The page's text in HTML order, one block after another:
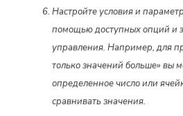
Настройте условия и
помощью доступных опций и
управления. Например, для
только значений больше» вы
определенное число или
сравнивать значения.